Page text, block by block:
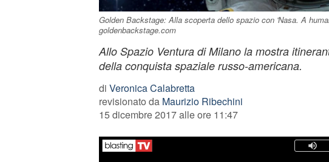
Golden Backstage: Alla scoperta dello spazio con 'Nasa. A
goldenbackstage.com
Allo Spazio Ventura di Milano la mostra
della conquista spaziale russo-americana.
di Veronica Calabretta
revisionato da Maurizio Ribechini
15 dicembre 2017 alle ore 11:47